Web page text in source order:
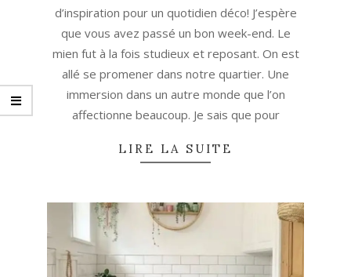
d’inspiration pour un quotidien déco! J’espère
que vous avez passé un bon week-end. Le
mien fut à la fois studieux et reposant. On est
allé se promener dans notre quartier. Une
immersion dans un autre monde que l’on
affectionne beaucoup. Je sais que pour
LIRE LA SUITE